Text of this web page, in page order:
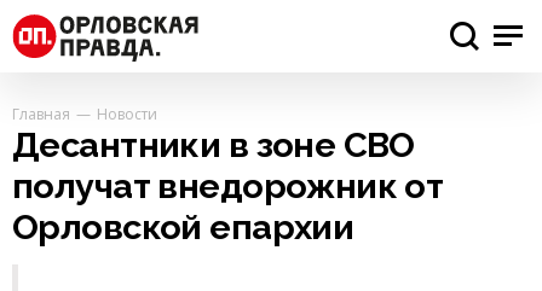
Главная Новости
Десантники в зоне СВО
получат внедорожник от
Орловской епархии